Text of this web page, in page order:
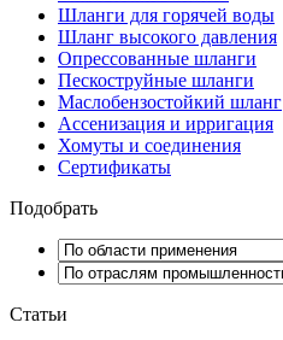
Шланги для горячей воды
Шланг высокого давления
Опрессованные шланги
Пескоструйные шланги
Маслобензостойкий шланг
Ассенизация и ирригация
Хомуты и соединения
Сертификаты
Подобрать
Статьи